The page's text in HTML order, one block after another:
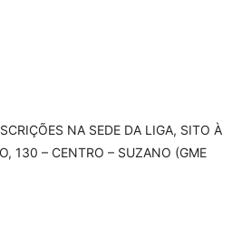
NA SEDE DA LIGA, SITO À
130 – CENTRO – SUZANO (GME